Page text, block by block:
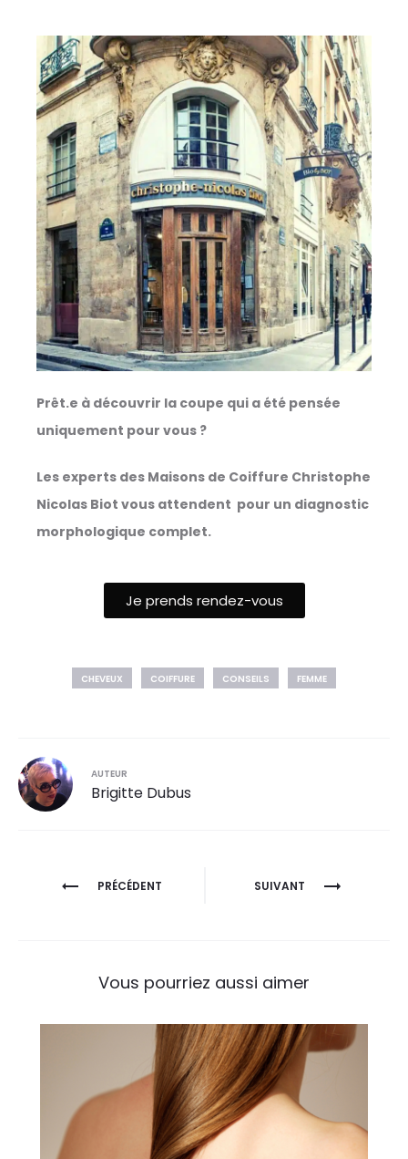
Prêt.e à découvrir la coupe qui a été pensée
uniquement pour vous ?
Les experts des Maisons de Coiffure Christophe
Nicolas Biot vous attendent pour un diagnostic
morphologique complet.
Je prends rendez-vous
CHEVEUX COIFFURE CONSEILS FEMME
AUTEUR
Brigitte Dubus
PRÉCÉDENT SUIVANT
Vous pourriez aussi aimer